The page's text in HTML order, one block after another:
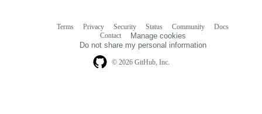
© 2026 GitHub, Inc.
Terms Privacy Security Status Community
Docs
Contact
Manage cookies
Do not share my personal information